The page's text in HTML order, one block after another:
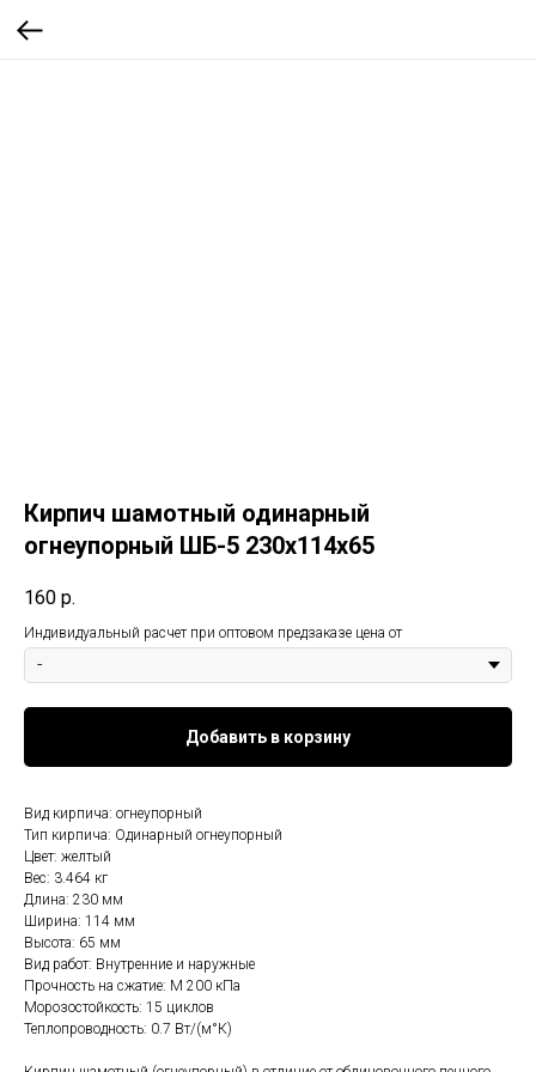
Кирпич шамотный одинарный
огнеупорный ШБ-5 230х114х65
160 р.
Индивидуальный расчет при оптовом предзаказе цена от
Добавить в корзину
Вид кирпича: огнеупорный
Тип кирпича: Одинарный огнеупорный
Цвет: желтый
Вес: 3.464 кг
Длина: 230 мм
Ширина: 114 мм
Высота: 65 мм
Вид работ: Внутренние и наружные
Прочность на сжатие: М 200 кПа
Морозостойкость: 15 циклов
Теплопроводность: 0.7 Вт/(м°К)